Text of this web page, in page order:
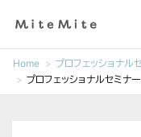
Home
プロフェッショナル
プロフェッショナルセミナ